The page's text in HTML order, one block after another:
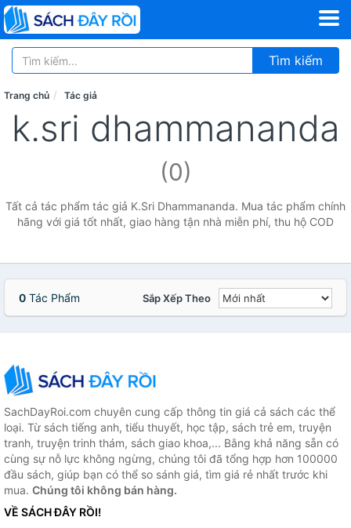
Tìm kiếm
Trang chủ Tác giả
k.sri dhammananda
(0)
Tất cả tác phẩm tác giả K.Sri Dhammananda. Mua tác phẩm chính
hãng với giá tốt nhất, giao hàng tận nhà miễn phí, thu hộ COD
0 Tác Phẩm Sắp Xếp Theo
SachDayRoi.com chuyên cung cấp thông tin giá cả sách các thể
loại. Từ sách tiếng anh, tiểu thuyết, học tập, sách trẻ em, truyện
tranh, truyện trinh thám, sách giao khoa,... Bằng khả năng sẵn có
cùng sự nỗ lực không ngừng, chúng tôi đã tổng hợp hơn 100000
đầu sách, giúp bạn có thể so sánh giá, tìm giá rẻ nhất trước khi
mua. Chúng tôi không bán hàng.
VỀ SÁCH ĐÂY RỒI!